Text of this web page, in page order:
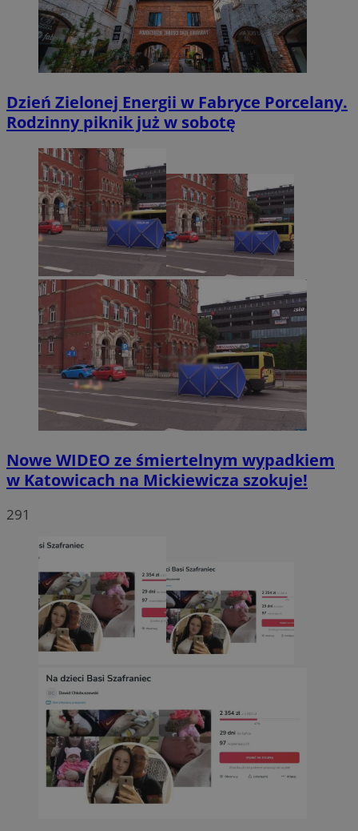
Dzień Zielonej Energii w Fabryce Porcelany.
Rodzinny piknik już w sobotę
Nowe WIDEO ze śmiertelnym wypadkiem
w Katowicach na Mickiewicza szokuje!
291